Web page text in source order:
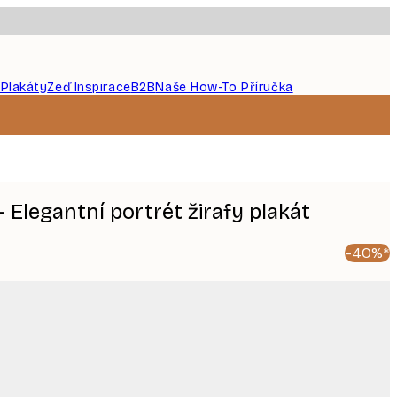
Zeď InspiraceB2BNaše How-To Příručka
Elegantní portrét žirafy plakát
-40%*